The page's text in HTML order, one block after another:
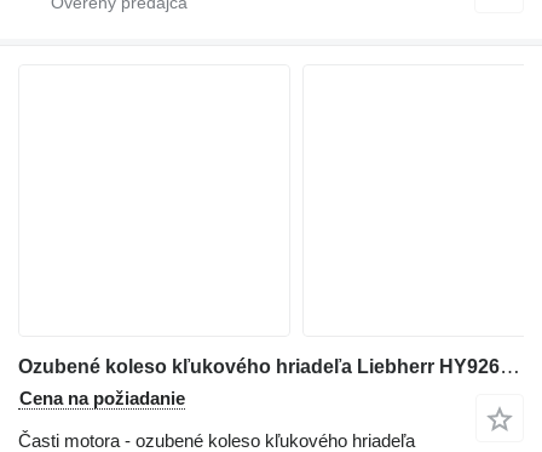
Ozubené koleso kľukového hriadeľa Liebherr HY9267855 na autožeriava Liebherr LTM
Cena na požiadanie
Časti motora - ozubené koleso kľukového hriadeľa